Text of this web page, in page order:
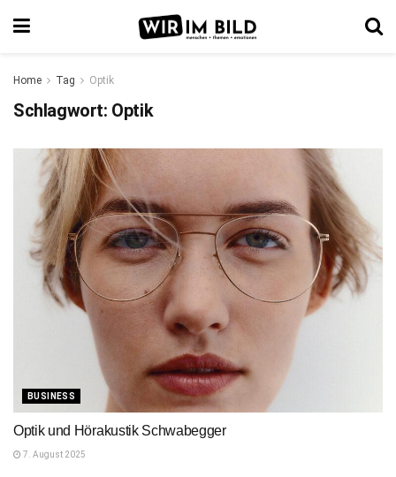
Home Tag Optik
Schlagwort: Optik
BUSINESS
Optik und Hörakustik Schwabegger
7. August 2025